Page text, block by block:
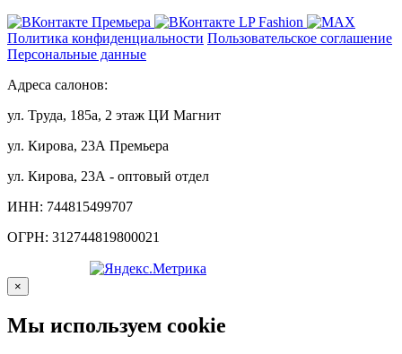
Политика конфиденциальности Пользовательское соглашение
Персональные данные
Адреса салонов:
ул. Труда, 185а, 2 этаж ЦИ Магнит
ул. Кирова, 23А Премьера
ул. Кирова, 23А - оптовый отдел
ИНН: 744815499707
ОГРН: 312744819800021
×
Мы используем cookie